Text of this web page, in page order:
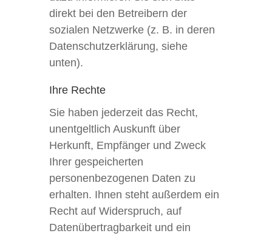
direkt bei den Betreibern der
sozialen Netzwerke (z. B. in deren
Datenschutzerklärung, siehe
unten).
Ihre Rechte
Sie haben jederzeit das Recht,
unentgeltlich Auskunft über
Herkunft, Empfänger und Zweck
Ihrer gespeicherten
personenbezogenen Daten zu
erhalten. Ihnen steht außerdem ein
Recht auf Widerspruch, auf
Datenübertragbarkeit und ein